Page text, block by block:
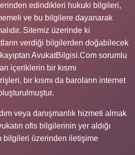
edindikleri hukuki bilgileri,
ve bu bilgilere dayanarak
Sitemiz üzerinde ki
verdiği bilgilerden doğabilecek
AvukatBilgisi.Com sorumlu
içeriklerin bir kısmı
bir kısmı da baroların internet
veya danışmanlık hizmeti almak
ofis bilgilerinin yer aldığı
bilgileri üzerinden iletişime